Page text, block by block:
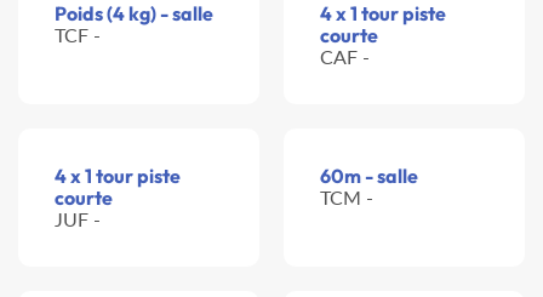
Poids (4 kg) - salle
TCF -
4 x 1 tour piste
courte
CAF -
4 x 1 tour piste
courte
JUF -
60m - salle
TCM -